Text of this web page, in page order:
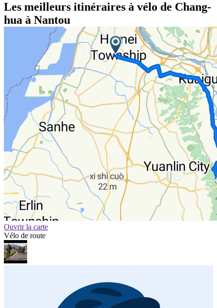
Les meilleurs itinéraires à vélo de Chang-
hua à Nantou
Ouvrir la carte
Vélo de route